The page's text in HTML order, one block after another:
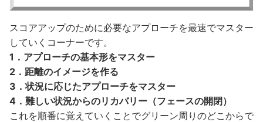
スコアアップのために必要なアプローチを最速でマスター
していくコーナーです。
1．アプローチの基本形をマスター
2．距離のイメージを作る
3．状況に応じたアプローチをマスター
4．難しい状況からのリカバリー（フェースの開閉）
これを順番に覚えていくことでグリーン周りのどこからで